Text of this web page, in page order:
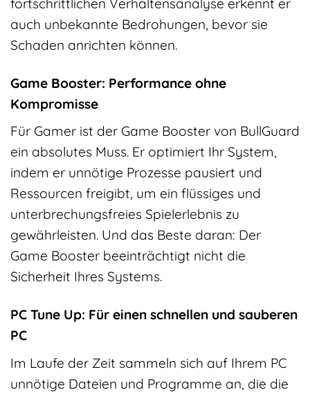
auch unbekannte Bedrohungen, bevor sie
Schaden anrichten können.
Game Booster: Performance ohne
Kompromisse
Für Gamer ist der Game Booster von BullGuard
ein absolutes Muss. Er optimiert Ihr System,
indem er unnötige Prozesse pausiert und
Ressourcen freigibt, um ein flüssiges und
unterbrechungsfreies Spielerlebnis zu
gewährleisten. Und das Beste daran: Der
Game Booster beeinträchtigt nicht die
Sicherheit Ihres Systems.
PC Tune Up: Für einen schnellen und sauberen
PC
Im Laufe der Zeit sammeln sich auf Ihrem PC
unnötige Dateien und Programme an, die die